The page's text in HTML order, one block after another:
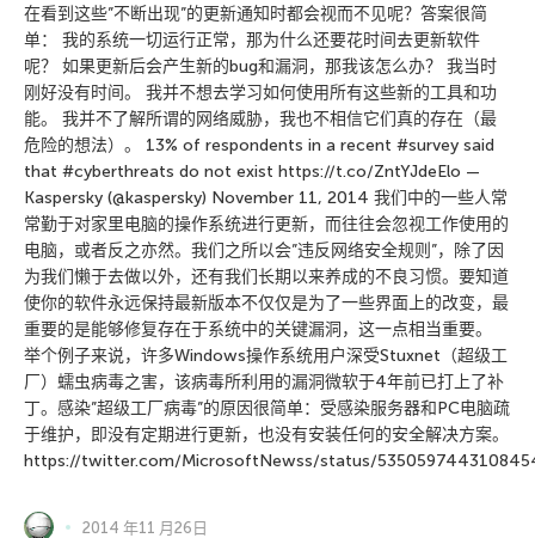
在看到这些”不断出现”的更新通知时都会视而不见呢？答案很简
单： 我的系统一切运行正常，那为什么还要花时间去更新软件
呢？ 如果更新后会产生新的bug和漏洞，那我该怎么办？ 我当时
刚好没有时间。 我并不想去学习如何使用所有这些新的工具和功
能。 我并不了解所谓的网络威胁，我也不相信它们真的存在（最
危险的想法）。 13% of respondents in a recent #survey said
that #cyberthreats do not exist https://t.co/ZntYJdeElo —
Kaspersky (@kaspersky) November 11, 2014 我们中的一些人常
常勤于对家里电脑的操作系统进行更新，而往往会忽视工作使用的
电脑，或者反之亦然。我们之所以会”违反网络安全规则”，除了因
为我们懒于去做以外，还有我们长期以来养成的不良习惯。要知道
使你的软件永远保持最新版本不仅仅是为了一些界面上的改变，最
重要的是能够修复存在于系统中的关键漏洞，这一点相当重要。
举个例子来说，许多Windows操作系统用户深受Stuxnet（超级工
厂）蠕虫病毒之害，该病毒所利用的漏洞微软于4年前已打上了补
丁。感染”超级工厂病毒”的原因很简单：受感染服务器和PC电脑疏
于维护，即没有定期进行更新，也没有安装任何的安全解决方案。
https://twitter.com/MicrosoftNewss/status/
2014 年11 月26日